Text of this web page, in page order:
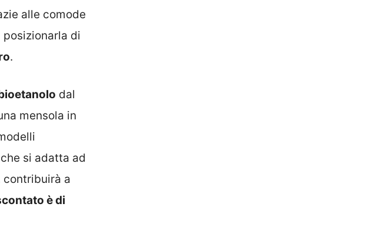
alle comode
di
.
dal
mensola in
si adatta ad
contribuirà a
è di